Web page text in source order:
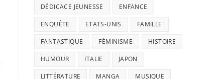
DÉDICACE JEUNESSE ENFANCE
ENQUÊTE ETATS-UNIS FAMILLE
FANTASTIQUE FÉMINISME HISTOIRE
HUMOUR ITALIE JAPON
LITTÉRATURE MANGA MUSIQUE